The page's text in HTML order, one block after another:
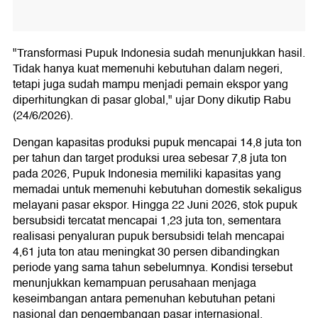
"Transformasi Pupuk Indonesia sudah menunjukkan hasil.
Tidak hanya kuat memenuhi kebutuhan dalam negeri,
tetapi juga sudah mampu menjadi pemain ekspor yang
diperhitungkan di pasar global," ujar Dony dikutip Rabu
(24/6/2026).
Dengan kapasitas produksi pupuk mencapai 14,8 juta ton
per tahun dan target produksi urea sebesar 7,8 juta ton
pada 2026, Pupuk Indonesia memiliki kapasitas yang
memadai untuk memenuhi kebutuhan domestik sekaligus
melayani pasar ekspor. Hingga 22 Juni 2026, stok pupuk
bersubsidi tercatat mencapai 1,23 juta ton, sementara
realisasi penyaluran pupuk bersubsidi telah mencapai
4,61 juta ton atau meningkat 30 persen dibandingkan
periode yang sama tahun sebelumnya. Kondisi tersebut
menunjukkan kemampuan perusahaan menjaga
keseimbangan antara pemenuhan kebutuhan petani